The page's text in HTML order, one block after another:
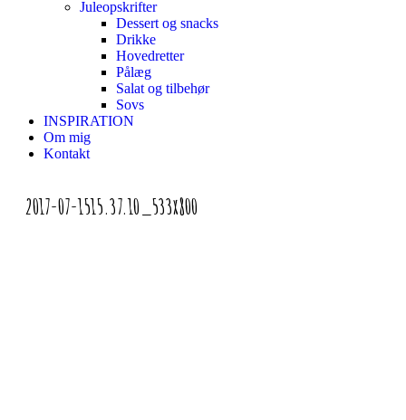
Juleopskrifter
Dessert og snacks
Drikke
Hovedretter
Pålæg
Salat og tilbehør
Sovs
INSPIRATION
Om mig
Kontakt
2017-07-1515.37.10_533x800